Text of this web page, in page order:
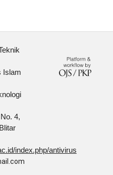
Islam
4,
index.php/antivirus